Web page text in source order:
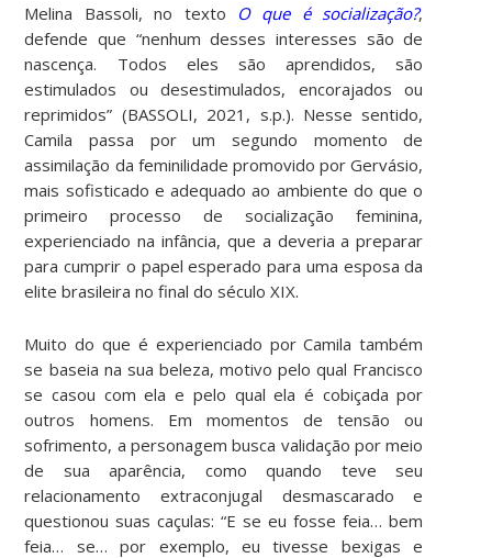
Melina Bassoli, no texto O que é socialização?,
defende que “nenhum desses interesses são de
nascença. Todos eles são aprendidos, são
estimulados ou desestimulados, encorajados ou
reprimidos” (BASSOLI, 2021, s.p.). Nesse sentido,
Camila passa por um segundo momento de
assimilação da feminilidade promovido por Gervásio,
mais sofisticado e adequado ao ambiente do que o
primeiro processo de socialização feminina,
experienciado na infância, que a deveria a preparar
para cumprir o papel esperado para uma esposa da
elite brasileira no final do século XIX.
Muito do que é experienciado por Camila também
se baseia na sua beleza, motivo pelo qual Francisco
se casou com ela e pelo qual ela é cobiçada por
outros homens. Em momentos de tensão ou
sofrimento, a personagem busca validação por meio
de sua aparência, como quando teve seu
relacionamento extraconjugal desmascarado e
questionou suas caçulas: “E se eu fosse feia… bem
feia… se… por exemplo, eu tivesse bexigas e